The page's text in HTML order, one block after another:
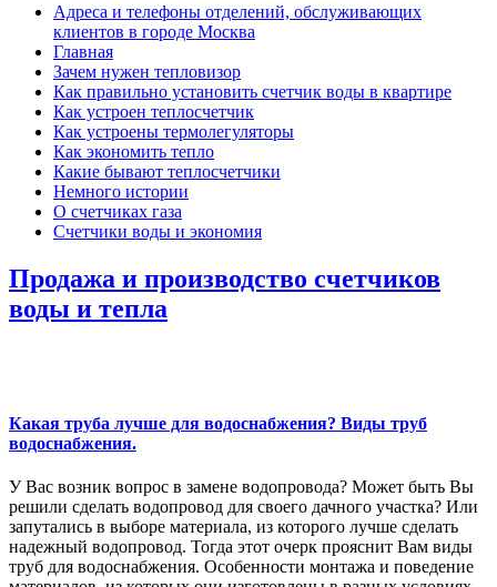
Адреса и телефоны отделений, обслуживающих
клиентов в городе Москва
Главная
Зачем нужен тепловизор
Как правильно установить счетчик воды в квартире
Как устроен теплосчетчик
Как устроены термолегуляторы
Как экономить тепло
Какие бывают теплосчетчики
Немного истории
О счетчиках газа
Счетчики воды и экономия
Продажа и производство счетчиков
воды и тепла
Какая труба лучше для водоснабжения? Виды труб
водоснабжения.
У Вас возник вопрос в замене водопровода? Может быть Вы
решили сделать водопровод для своего дачного участка? Или
запутались в выборе материала, из которого лучше сделать
надежный водопровод. Тогда этот очерк прояснит Вам виды
труб для водоснабжения. Особенности монтажа и поведение